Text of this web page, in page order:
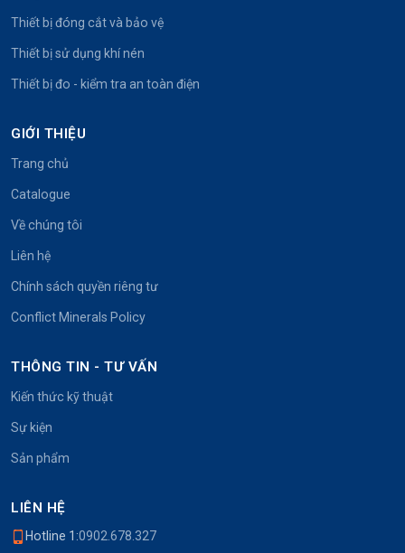
Thiết bị đóng cắt và bảo vệ
Thiết bị sử dụng khí nén
Thiết bị đo - kiểm tra an toàn điện
GIỚI THIỆU
Trang chủ
Catalogue
Về chúng tôi
Liên hệ
Chính sách quyền riêng tư
Conflict Minerals Policy
THÔNG TIN - TƯ VẤN
Kiến thức kỹ thuật
Sự kiện
Sản phẩm
LIÊN HỆ
Hotline 1:0902.678.327